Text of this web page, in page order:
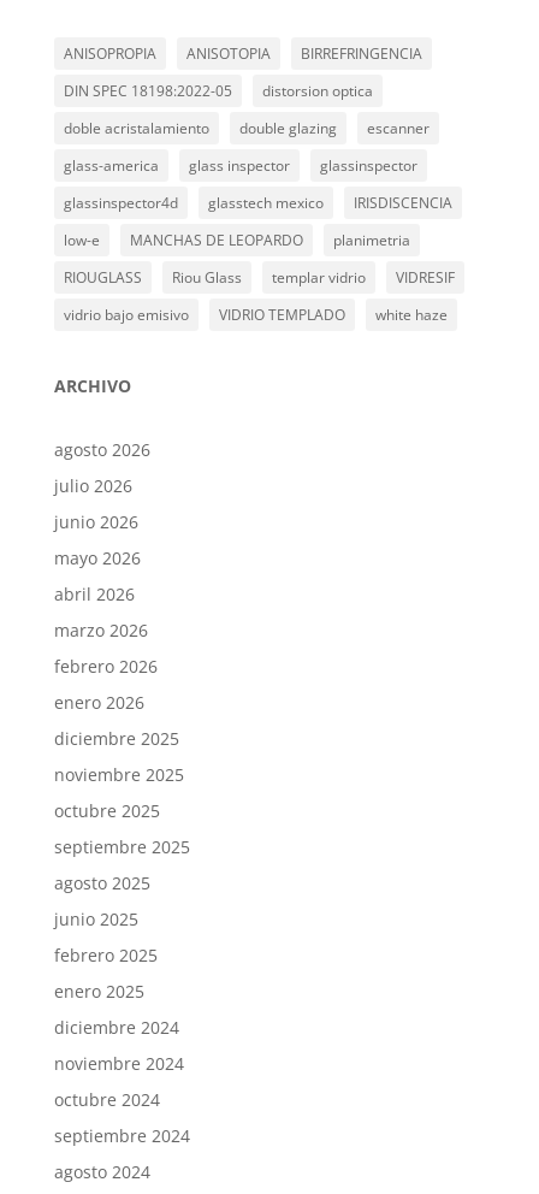
ANISOPROPIA ANISOTOPIA
BIRREFRINGENCIA
DIN SPEC 18198:2022-05
distorsion optica
doble acristalamiento
double glazing
escanner
glass-america
glass inspector
glassinspector
glassinspector4d
glasstech mexico
IRISDISCENCIA
low-e
MANCHAS DE LEOPARDO
planimetria
RIOUGLASS
Riou Glass templar vidrio
VIDRESIF
vidrio bajo emisivo
VIDRIO TEMPLADO white haze
ARCHIVO
agosto 2026
julio 2026
junio 2026
mayo 2026
abril 2026
marzo 2026
febrero 2026
enero 2026
diciembre 2025
noviembre 2025
octubre 2025
septiembre 2025
agosto 2025
junio 2025
febrero 2025
enero 2025
diciembre 2024
noviembre 2024
octubre 2024
septiembre 2024
agosto 2024